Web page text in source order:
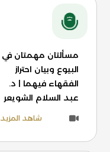
مسألتان مهمتان في
البيوع وبيان احتراز
الفقهاء فيهما | د.
عبد السلام الشويعر
شاهد المزيد